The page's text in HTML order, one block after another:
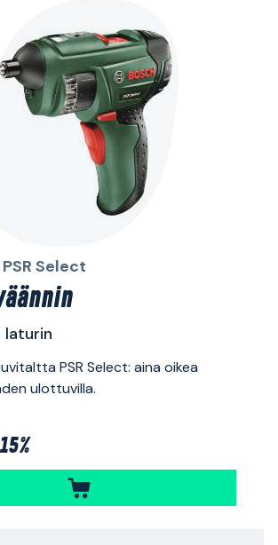
PSR Select
laturin
PSR Select: aina oikea
ulottuvilla.